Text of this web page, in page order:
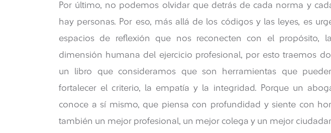
Por último, no podemos olvidar que detrás de cada norma y
hay personas. Por eso, más allá de los códigos y las leyes, es
espacios de reflexión que nos reconecten con el propósito,
dimensión humana del ejercicio profesional, por esto traemos
un libro que consideramos que son herramientas que
fortalecer el criterio, la empatía y la integridad. Porque un
conoce a sí mismo, que piensa con profundidad y siente con
también un mejor profesional, un mejor colega y un mejor